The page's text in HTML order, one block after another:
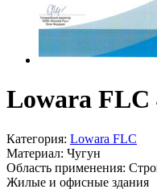
Lowara FLC
Категория: Lowara FLC
Материал: Чугун
Область применения:
Жилые и офисные здания